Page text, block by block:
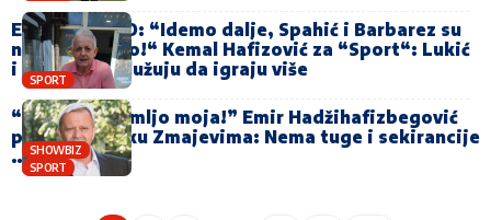
SPORT
EKSKLUZIVNO: “Idemo dalje, Spahić i Barbarez su
napravili čudo!“ Kemal Hafizović za “Sport“: Lukić
i Mahmić zaslužuju da igraju više
SHOWBIZ
SPORT
“Volim te, zemljo moja!” Emir Hadžihafizbegović
pružio podršku Zmajevima: Nema tuge i sekirancije
…”